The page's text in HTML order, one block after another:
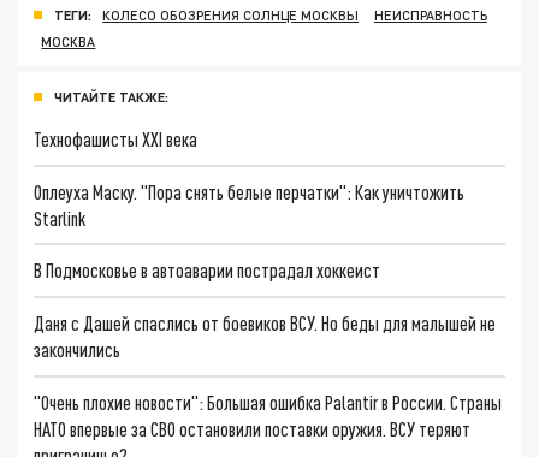
ТЕГИ: КОЛЕСО ОБОЗРЕНИЯ СОЛНЦЕ МОСКВЫ
НЕИСПРАВНОСТЬ
МОСКВА
ЧИТАЙТЕ ТАКЖЕ:
Технофашисты XXI века
Оплеуха Маску. "Пора снять белые перчатки": Как уничтожить
Starlink
В Подмосковье в автоаварии пострадал хоккеист
Даня с Дашей спаслись от боевиков ВСУ. Но беды для малышей не
закончились
"Очень плохие новости": Большая ошибка Palantir в России. Страны
НАТО впервые за СВО остановили поставки оружия. ВСУ теряют